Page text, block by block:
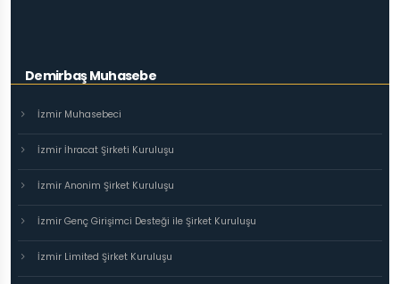
Demirbaş Muhasebe
İzmir Muhasebeci
İzmir İhracat Şirketi Kuruluşu
İzmir Anonim Şirket Kuruluşu
İzmir Genç Girişimci Desteği ile Şirket Kuruluşu
İzmir Limited Şirket Kuruluşu